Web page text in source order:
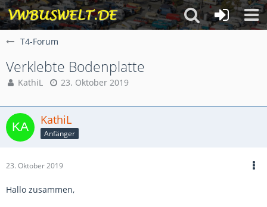
T4-Forum
Verklebte Bodenplatte
KathiL 23. Oktober 2019
KathiL
Anfänger
23. Oktober 2019
Hallo zusammen,